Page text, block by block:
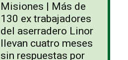
Misiones | Más de
130 ex trabajadores
del aserradero Linor
llevan cuatro meses
sin respuestas por